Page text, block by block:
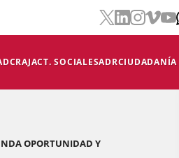
CRAJACT. SOCIALESADRCIUDADANÍA
OPORTUNIDAD Y